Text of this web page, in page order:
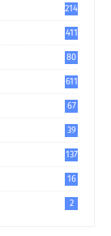
214
411
80
611
67
39
137
16
2